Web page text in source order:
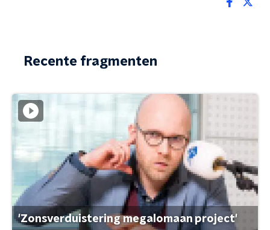
Recente fragmenten
'Zonsverduistering megalomaan project'